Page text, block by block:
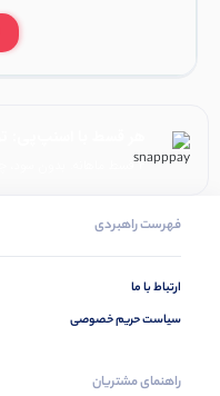
۴ قسط ماهانه. بدون سود، چک و ضامن.
فهرست راهبردی
ارتباط با ما
سیاست حریم خصوصی
راهنمای مشتریان